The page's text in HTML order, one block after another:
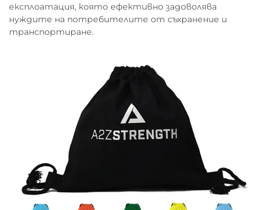
експлоатация, която ефективно задоволява
нуждите на потребителите от съхранение и
транспортиране.